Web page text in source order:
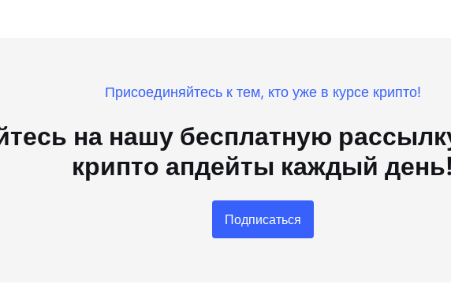
Присоединяйтесь к тем, кто уже в курсе крипто!
на нашу бесплатную
крипто апдейты каждый день!
Подписаться